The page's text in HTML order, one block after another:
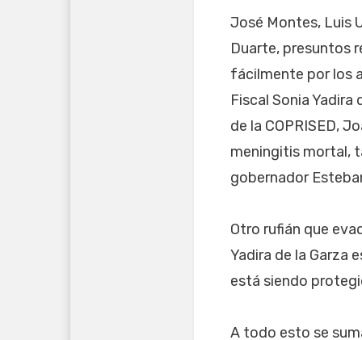
José Montes, Luis
Duarte, presuntos
fácilmente por los
Fiscal Sonia
de la COPRISED,
meningitis mortal,
gobernador
Otro rufián que
Yadira de la Garza
está siendo
A todo esto se